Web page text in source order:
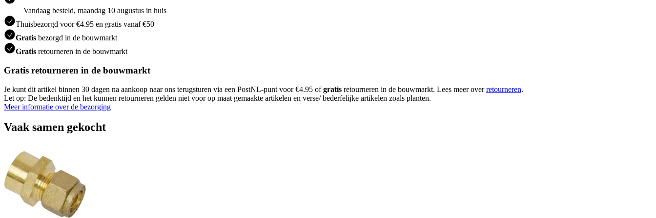
Vandaag besteld, maandag 10 augustus in huis
Thuisbezorgd voor €4.95 en gratis vanaf €50
Gratis bezorgd in de bouwmarkt
Gratis retourneren in de bouwmarkt
Gratis retourneren in de bouwmarkt
Je kunt dit artikel binnen 30 dagen na aankoop naar ons terugsturen via een PostNL-punt voor €4.95 ofgratis retourneren in de bouwmarkt. Lees meer overretourneren.
Let op: De bedenktijd en het kunnen retourneren gelden niet voor op maat gemaakte artikelen en verse/ bederfelijke artikelen zoals planten.
Meer informatie over de bezorging
Vaak samen gekocht